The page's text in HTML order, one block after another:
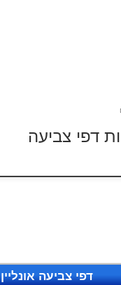
דפי צביעה
דפי צביעה אונליין